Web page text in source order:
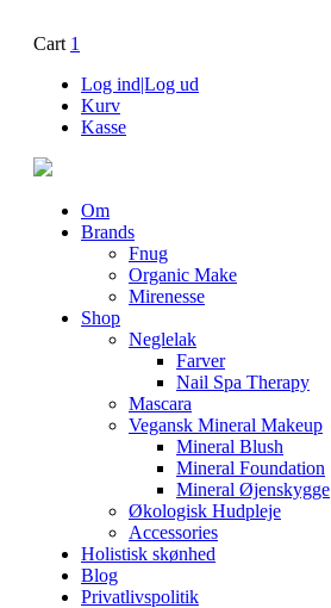
Cart 1
Log ind|Log ud
Kurv
Kasse
Om
Brands
Fnug
Organic Make
Mirenesse
Shop
Neglelak
Farver
Nail Spa Therapy
Mascara
Vegansk Mineral Makeup
Mineral Blush
Mineral Foundation
Mineral Øjenskygge
Økologisk Hudpleje
Accessories
Holistisk skønhed
Blog
Privatlivspolitik